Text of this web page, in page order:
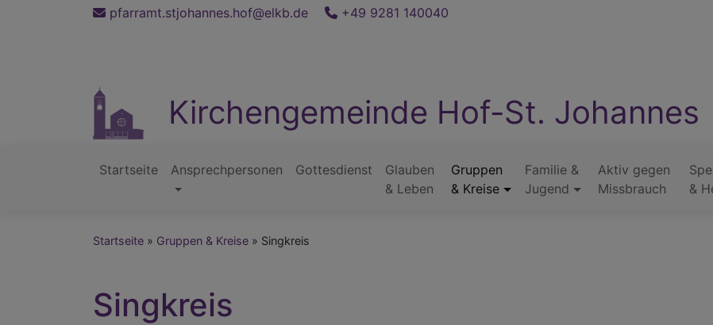
pfarramt.stjohannes.hof@elkb.de +49 9281 140040
Kirchengemeinde Hof-St. Johannes
Hauptnavigation
Startseite Ansprechpersonen Gottesdienst
Glauben
& Leben
Gruppen
& Kreise
Familie &
Jugend
Aktiv gegen
Missbrauch
&
Startseite Gruppen & Kreise Singkreis
Singkreis